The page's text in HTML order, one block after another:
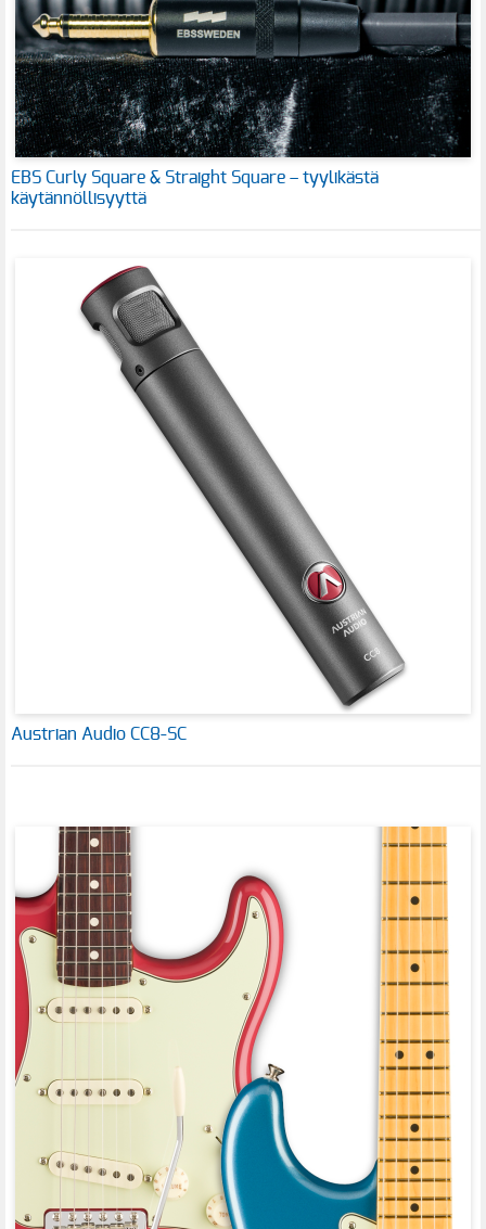
EBS Curly Square & Straight Square – tyylikästä
käytännöllisyyttä
Austrian Audio CC8-SC